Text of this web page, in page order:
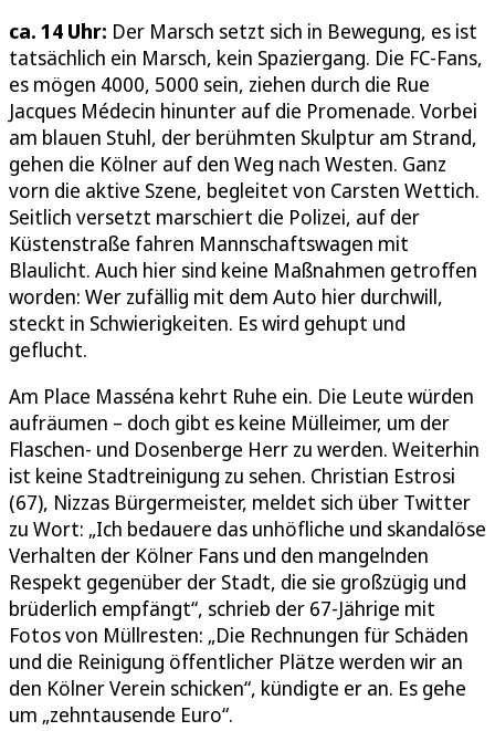
ca. 14 Uhr: Der Marsch setzt sich in Bewegung, es ist
tatsächlich ein Marsch, kein Spaziergang. Die FC-Fans,
es mögen 4000, 5000 sein, ziehen durch die Rue
Jacques Médecin hinunter auf die Promenade. Vorbei
am blauen Stuhl, der berühmten Skulptur am Strand,
gehen die Kölner auf den Weg nach Westen. Ganz
vorn die aktive Szene, begleitet von Carsten Wettich.
Seitlich versetzt marschiert die Polizei, auf der
Küstenstraße fahren Mannschaftswagen mit
Blaulicht. Auch hier sind keine Maßnahmen getroffen
worden: Wer zufällig mit dem Auto hier durchwill,
steckt in Schwierigkeiten. Es wird gehupt und
geflucht.
Am Place Masséna kehrt Ruhe ein. Die Leute würden
aufräumen – doch gibt es keine Mülleimer, um der
Flaschen- und Dosenberge Herr zu werden. Weiterhin
ist keine Stadtreinigung zu sehen. Christian Estrosi
(67), Nizzas Bürgermeister, meldet sich über Twitter
zu Wort: „Ich bedauere das unhöfliche und skandalöse
Verhalten der Kölner Fans und den mangelnden
Respekt gegenüber der Stadt, die sie großzügig und
brüderlich empfängt“, schrieb der 67-Jährige mit
Fotos von Müllresten: „Die Rechnungen für Schäden
und die Reinigung öffentlicher Plätze werden wir an
den Kölner Verein schicken“, kündigte er an. Es gehe
um „zehntausende Euro“.